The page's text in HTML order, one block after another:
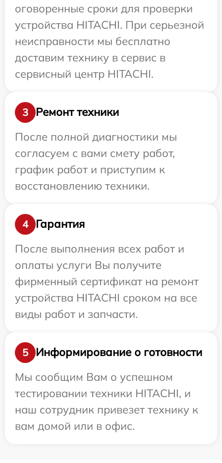
оговоренные сроки для проверки
устройства HITACHI. При серьезной
неисправности мы бесплатно
доставим технику в сервис в
сервисный центр HITACHI.
3
Ремонт техники
После полной диагностики мы
согласуем с вами смету работ,
график работ и приступим к
восстановлению техники.
4
Гарантия
После выполнения всех работ и
оплаты услуги Вы получите
фирменный сертификат на ремонт
устройства HITACHI сроком на все
виды работ и запчасти.
5
Информирование о готовности
Мы сообщим Вам о успешном
тестировании техники HITACHI, и
наш сотрудник привезет технику к
вам домой или в офис.